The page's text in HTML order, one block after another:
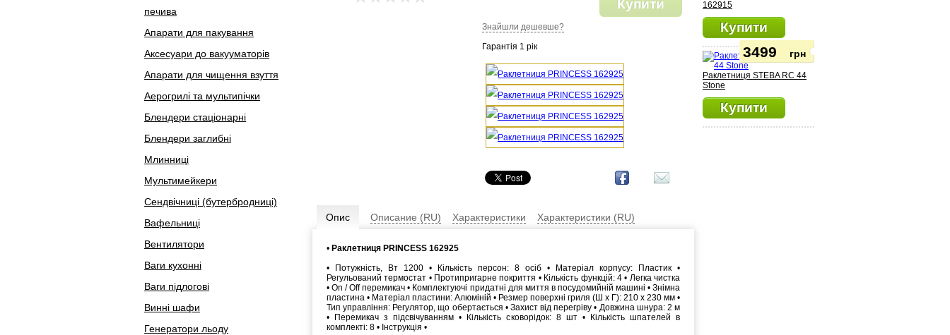
печива
Апарати для пакування
Аксесуари до вакууматорів
Апарати для чищення взуття
Аерогрилі та мультипічки
Блендери стаціонарні
Блендери заглибні
Млинниці
Мультимейкери
Сендвічниці (бутербродниці)
Вафельниці
Вентилятори
Ваги кухонні
Ваги підлогові
Винні шафи
Генератори льоду
Купити
Знайшли дешевше?
Гарантія 1 рік
Опис Описание (RU) Характеристики Характеристики (RU)
• Раклетниця PRINCESS 162925
• Потужність, Вт 1200 • Кількість персон: 8 осіб • Матеріал корпусу: Пластик •
Регульований термостат • Протипригарне покриття • Кількість функцій: 4 • Легка чистка
• On / Off перемикач • Комплектуючі придатні для миття в посудомийній машині • Знімна
пластина • Матеріал пластини: Алюміній • Резмер поверхні гриля (Ш х Г): 210 x 230 мм •
Тип управління: Регулятор, що обертається • Захист від перегріву • Довжина шнура: 2 м
• Перемикач з підсвічуванням • Кількість сковорідок: 8 шт • Кількість шпателей в
комплекті: 8 • Інструкція •
162915
Купити
Раклетниця STEBA RC 44
Stone
3499 грн
Купити